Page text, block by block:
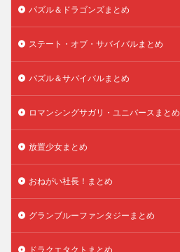
パズル＆ドラゴンズまとめ
ステート・オブ・サバイバルまとめ
パズル＆サバイバルまとめ
ロマンシングサガリ・ユニバースまとめ
放置少女まとめ
おねがい社長！まとめ
グランブルーファンタジーまとめ
ドラクエタクトまとめ